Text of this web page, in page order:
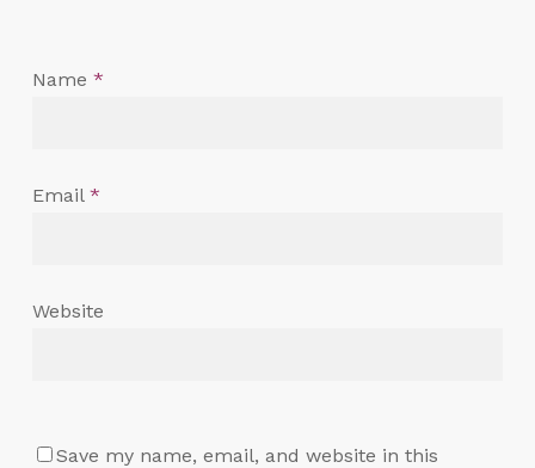
Name *
Email *
Website
Save my name, email, and website in this